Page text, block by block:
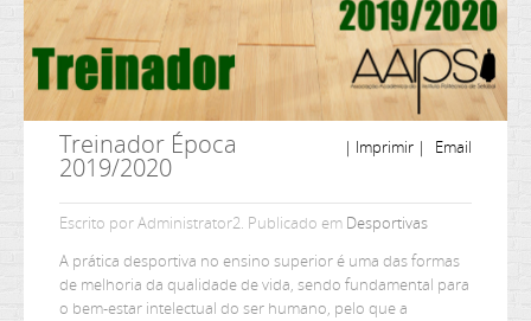
Email
| Imprimir |
Treinador Época
2019/2020
Escrito por Administrator2. Publicado em Desportivas
A prática desportiva no ensino superior é uma das formas
de melhoria da qualidade de vida, sendo fundamental para
o bem-estar intelectual do ser humano, pelo que a